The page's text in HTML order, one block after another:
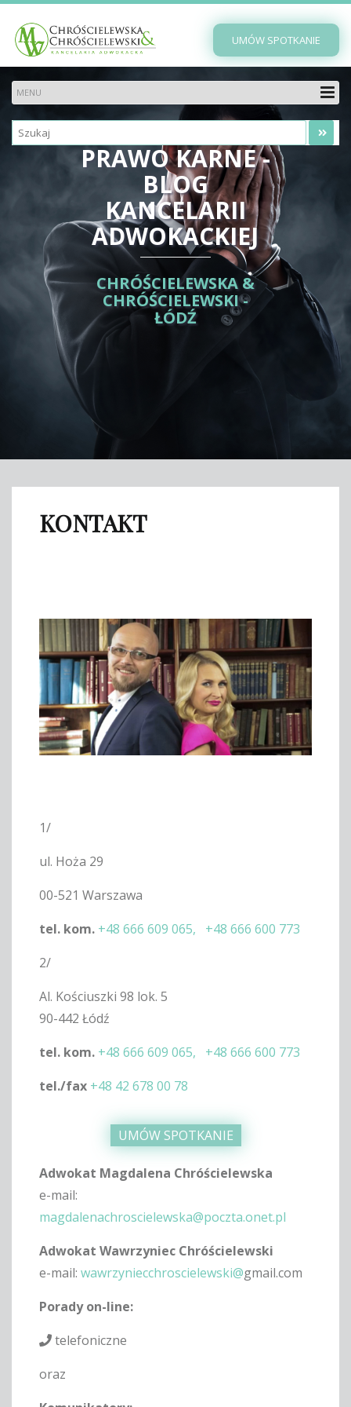
UMÓW SPOTKANIE
PRAWO KARNE -
BLOG
KANCELARII
ADWOKACKIEJ
CHRÓŚCIELEWSKA &
CHRÓŚCIELEWSKI -
ŁÓDŹ
KONTAKT
1/
ul. Hoża 29
00-521 Warszawa
tel. kom. +48 666 609 065,
+48 666 600 773
2/
Al. Kościuszki 98 lok. 5
90-442 Łódź
tel. kom. +48 666 609 065,
+48 666 600 773
tel./fax +48 42 678 00 78
UMÓW SPOTKANIE
Adwokat Magdalena Chróścielewska
e-mail:
magdalenachroscielewska@poczta.onet.pl
Adwokat Wawrzyniec Chróścielewski
e-mail: wawrzyniecchroscielewski@gmail.com
Porady on-line:
telefoniczne
oraz